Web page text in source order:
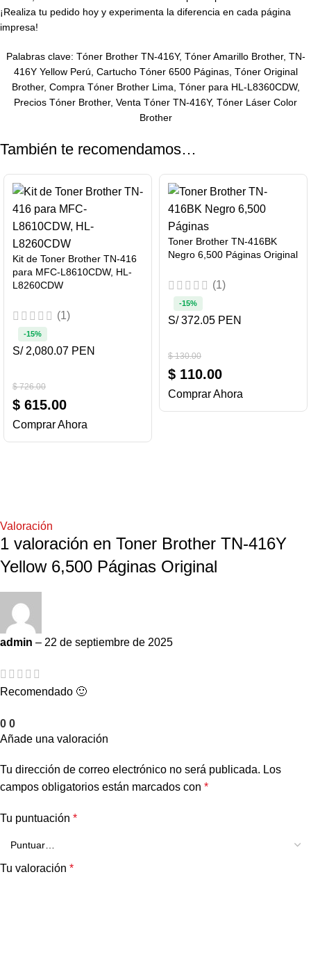
¡Realiza tu pedido hoy y experimenta la diferencia en cada página
impresa!
Palabras clave: Tóner Brother TN-416Y, Tóner Amarillo Brother, TN-
416Y Yellow Perú, Cartucho Tóner 6500 Páginas, Tóner Original
Brother, Compra Tóner Brother Lima, Tóner para HL-L8360CDW,
Precios Tóner Brother, Venta Tóner TN-416Y, Tóner Láser Color
Brother
También te recomendamos…
Kit de Toner Brother TN-416
para MFC-L8610CDW, HL-
L8260CDW
(1)
$726.00
$ 615.00
-15%
S/ 2,080.07 PEN
Comprar Ahora
Toner Brother TN-416BK
Negro 6,500 Páginas Original
(1)
$130.00
$ 110.00
-15%
S/ 372.05 PEN
Comprar Ahora
Valoración
1 valoración en Toner Brother TN-416Y
Yellow 6,500 Páginas Original
admin – 22 de septiembre de 2025
Recomendado 🙂
0 0
Añade una valoración
Tu dirección de correo electrónico no será publicada. Los
campos obligatorios están marcados con *
Tu puntuación *
Tu valoración *